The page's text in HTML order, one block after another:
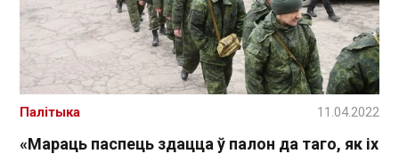
«Мараць паспець здацца ў палон да таго, як іх
Палітыка 11.04.2022